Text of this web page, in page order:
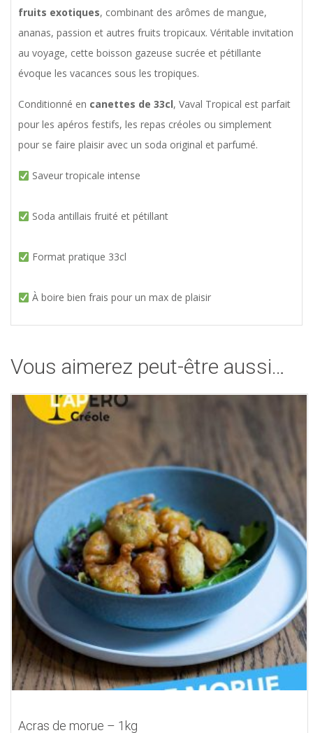
fruits exotiques, combinant des arômes de mangue,
ananas, passion et autres fruits tropicaux. Véritable invitation
au voyage, cette boisson gazeuse sucrée et pétillante
évoque les vacances sous les tropiques.
Conditionné en canettes de 33cl, Vaval Tropical est parfait
pour les apéros festifs, les repas créoles ou simplement
pour se faire plaisir avec un soda original et parfumé.
Saveur tropicale intense
Soda antillais fruité et pétillant
Format pratique 33cl
À boire bien frais pour un max de plaisir
Vous aimerez peut-être aussi…
Acras de morue – 1kg